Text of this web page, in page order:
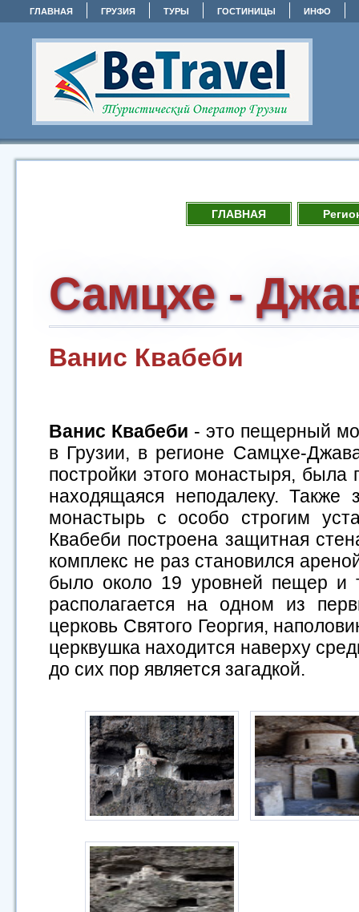
ГЛАВНАЯ ГРУЗИЯ ТУРЫ ГОСТИНИЦЫ ИНФО
ГЛАВНАЯ
Самцхе -
Ванис Квабеби
Ванис Квабеби - это пещерный
в Грузии, в регионе Самцхе-
постройки этого монастыря, была
находящаяся неподалеку. Также
монастырь с особо строгим
Квабеби построена защитная
комплекс не раз становился
было около 19 уровней пещер и
располагается на одном из
церковь Святого Георгия,
церквушка находится наверху
до сих пор является загадкой.